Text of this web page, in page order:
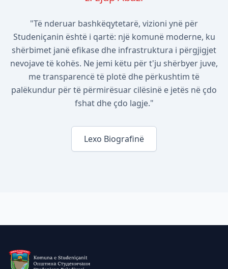
"Të nderuar bashkëqytetarë, vizioni ynë për
Studeniçanin është i qartë: një komunë moderne, ku
shërbimet janë efikase dhe infrastruktura i përgjigjet
nevojave të kohës. Ne jemi këtu për t'ju shërbyer juve,
me transparencë të plotë dhe përkushtim të
palëkundur për të përmirësuar cilësinë e jetës në çdo
fshat dhe çdo lagje."
Lexo Biografinë